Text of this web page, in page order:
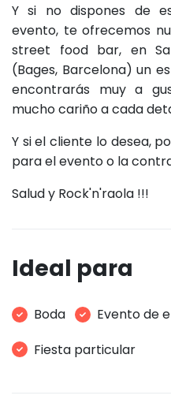
Y si no dispones de
evento, te ofrecemos
street food bar, en
(Bages, Barcelona) un
encontrarás muy a
mucho cariño a cada
Y si el cliente lo desea,
para el evento o la
Salud y Rock'n'raola !!!
Ideal para
Boda
Evento de
Fiesta particular